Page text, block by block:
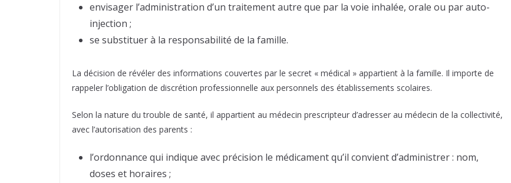
envisager l’administration d’un traitement autre que par la voie inhalée, orale ou par auto-
injection ;
se substituer à la responsabilité de la famille.
La décision de révéler des informations couvertes par le secret « médical » appartient à la famille. Il importe de
rappeler l’obligation de discrétion professionnelle aux personnels des établissements scolaires.
Selon la nature du trouble de santé, il appartient au médecin prescripteur d’adresser au médecin de la collectivité,
avec l’autorisation des parents :
l’ordonnance qui indique avec précision le médicament qu’il convient d’administrer : nom,
doses et horaires ;